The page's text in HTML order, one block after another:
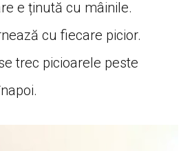
e ținută cu mâinile.
cu fiecare picior.
trec picioarele peste